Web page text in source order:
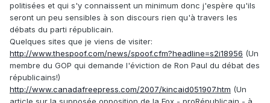
politisées et qui s'y connaissent un minimum donc j'espère qu'ils
seront un peu sensibles à son discours rien qu'à travers les
débats du parti républicain.
Quelques sites que je viens de visiter:
http://www.thespoof.com/news/spoof.cfm?headline=s2i18956 (Un
membre du GOP qui demande l'éviction de Ron Paul du débat des
républicains!)
http://www.canadafreepress.com/2007/kincaid051907.htm (Un